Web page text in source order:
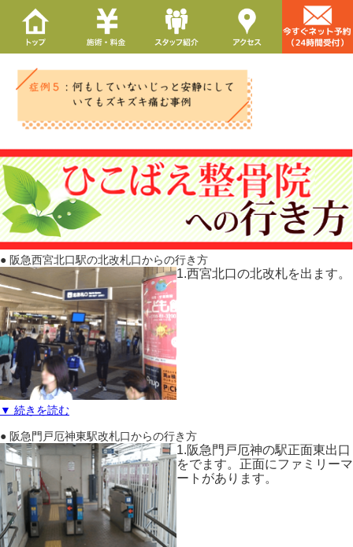
● 阪急西宮北口駅の北改札口からの行き方
1.西宮北口の北改札を出ます。
▼ 続きを読む
● 阪急門戸厄神東駅改札口からの行き方
1.阪急門戸厄神の駅正面東出口
をでます。正面にファミリーマ
ートがあります。